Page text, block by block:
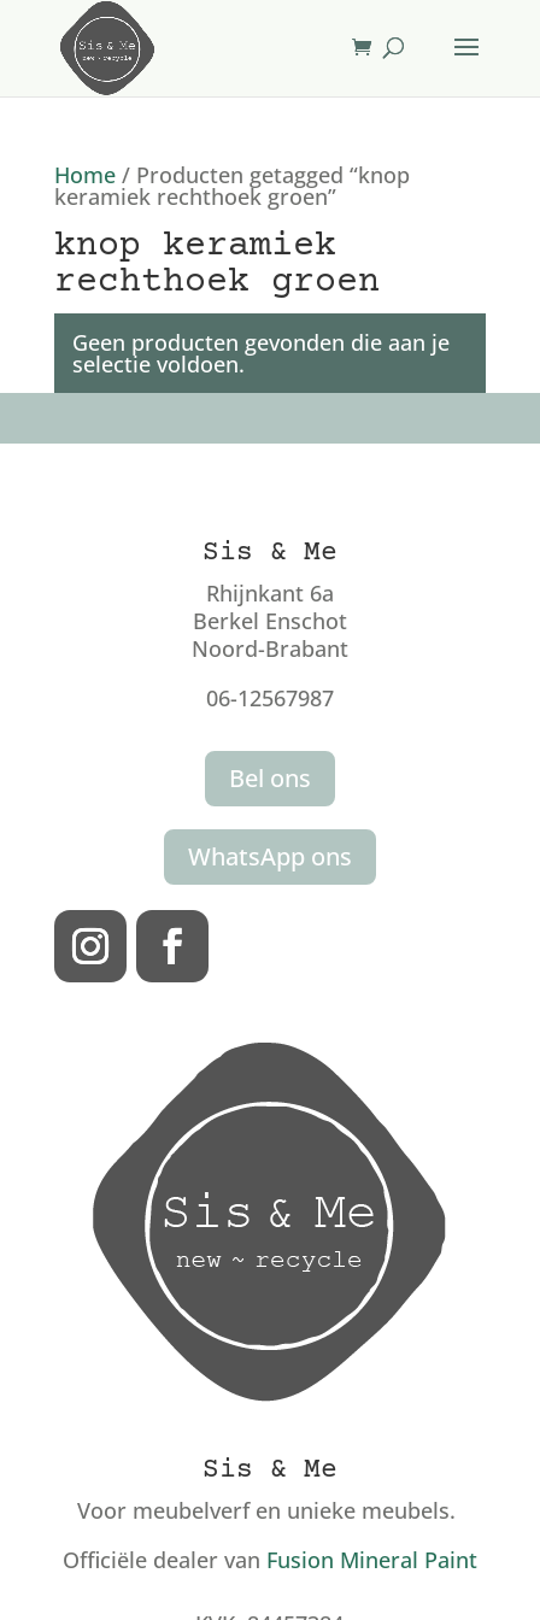
Home/ Producten getagged “knop
keramiek rechthoek groen”
knop keramiek
rechthoek groen
Geen producten gevonden die aan je
selectie voldoen.
Sis & Me
Rhijnkant 6a
Berkel Enschot
Noord-Brabant
06-12567987
Bel ons
WhatsApp ons
Sis & Me
Voor meubelverf en unieke meubels.
Officiële dealer van Fusion Mineral Paint